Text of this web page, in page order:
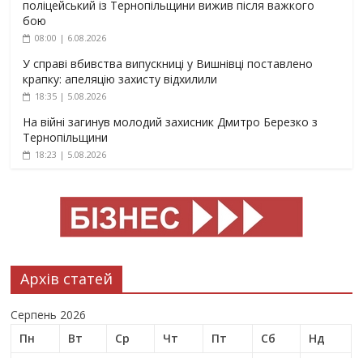
поліцейський із Тернопільщини вижив після важкого
бою
08:00 | 6.08.2026
У справі вбивства випускниці у Вишнівці поставлено
крапку: апеляцію захисту відхилили
18:35 | 5.08.2026
На війні загинув молодий захисник Дмитро Березко з
Тернопільщини
18:23 | 5.08.2026
Архів статей
Серпень 2026
Пн
Вт Ср Чт Пт Сб
Нд